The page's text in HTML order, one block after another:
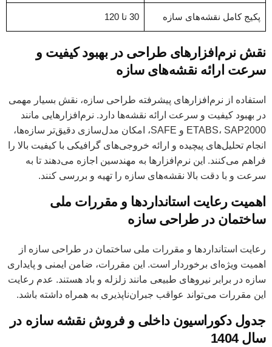
پکیج کامل نقشه‌های سازه 30 تا 120
نقش نرم‌افزارهای طراحی در بهبود کیفیت و
سرعت ارائه نقشه‌های سازه
استفاده از نرم‌افزارهای پیشرفته طراحی سازه، نقش بسیار مهمی
در بهبود کیفیت و سرعت ارائه نقشه‌ها دارد. نرم‌افزارهایی مانند
ETABS، SAP2000 و SAFE، امکان مدل‌سازی دقیق‌تر سازه‌ها،
انجام تحلیل‌های پیچیده و ارائه خروجی‌های گرافیکی با کیفیت بالا را
فراهم می‌کنند. این نرم‌افزارها به مهندسین اجازه می‌دهند تا به
سرعت و با دقت بالا نقشه‌های سازه را تهیه و بررسی کنند.
اهمیت رعایت استانداردها و مقررات ملی
ساختمان در طراحی سازه
رعایت استانداردها و مقررات ملی ساختمان در طراحی سازه از
اهمیت ویژه‌ای برخوردار است. این مقررات، ضامن ایمنی و پایداری
سازه در برابر نیروهای طبیعی مانند زلزله و باد هستند. عدم رعایت
این مقررات می‌تواند عواقب جبران‌ناپذیری به همراه داشته باشد.
جدول دکوراسیون داخلی و فروش نقشه سازه در
سال 1404